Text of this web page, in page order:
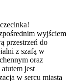
wyjściem
przestrzeń do
z szafą w
oraz
jest
w sercu miasta